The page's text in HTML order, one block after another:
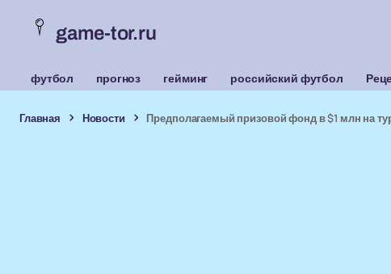
game-tor.ru
футбол прогноз гейминг российский футбол
Главная Новости Предполагаемый призовой фонд в $1 млн на